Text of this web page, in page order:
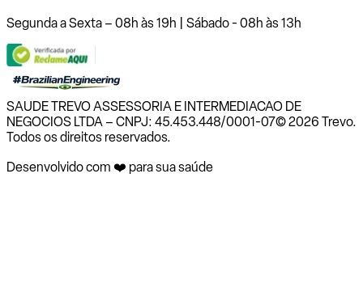
Segunda a Sexta – 08h às 19h | Sábado - 08h às 13h
SAUDE TREVO ASSESSORIA E INTERMEDIACAO DE
NEGOCIOS LTDA – CNPJ: 45.453.448/0001-07© 2026 Trevo.
Todos os direitos reservados.
Desenvolvido com ❤️ para sua saúde